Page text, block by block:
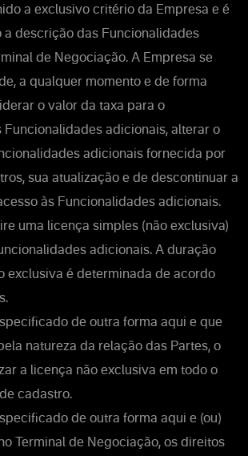
a exclusivo critério da Empresa e é
a descrição das Funcionalidades
de Negociação. A Empresa se
a qualquer momento e de forma
o valor da taxa para o
Funcionalidades adicionais, alterar o
adicionais fornecida por
sua atualização e de descontinuar a
às Funcionalidades adicionais.
uma licença simples (não exclusiva)
adicionais. A duração
exclusiva é determinada de acordo
de outra forma aqui e que
natureza da relação das Partes, o
a licença não exclusiva em todo o
cadastro.
de outra forma aqui e (ou)
Terminal de Negociação, os direitos